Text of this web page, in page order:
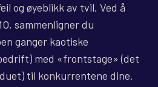
og øyeblikk av tvil. Ved å
sammenligner du
ganger kaotiske
med «frontstage» (det
til konkurrentene dine.